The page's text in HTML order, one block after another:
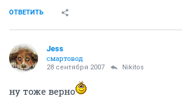
ОТВЕТИТЬ
Jess
смартовод
28 сентября 2007 Nikitos
ну тоже верно